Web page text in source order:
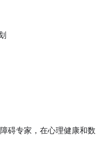
碍专家，在心理健康和数